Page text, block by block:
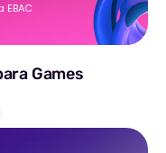
EBAC
Games